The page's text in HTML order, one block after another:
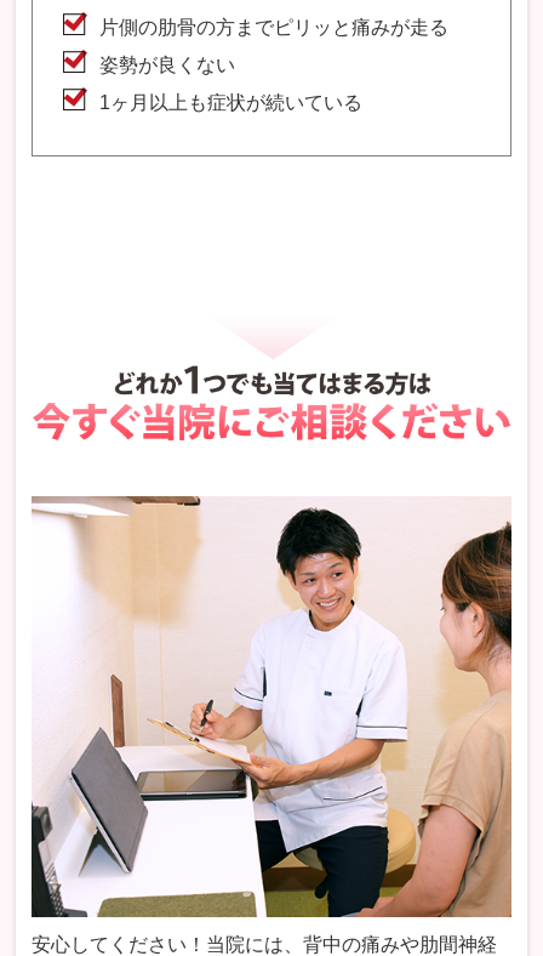
片側の肋骨の方までピリッと痛みが走る
姿勢が良くない
1ヶ月以上も症状が続いている
安心してください！当院には、背中の痛みや肋間神経